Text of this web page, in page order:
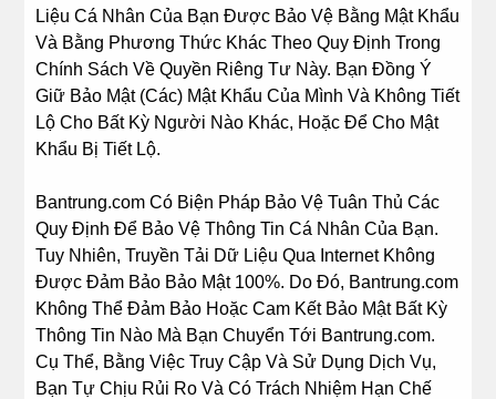
Liệu Cá Nhân Của Bạn Được Bảo Vệ Bằng Mật Khẩu
Và Bằng Phương Thức Khác Theo Quy Định Trong
Chính Sách Về Quyền Riêng Tư Này. Bạn Đồng Ý
Giữ Bảo Mật (Các) Mật Khẩu Của Mình Và Không Tiết
Lộ Cho Bất Kỳ Người Nào Khác, Hoặc Để Cho Mật
Khẩu Bị Tiết Lộ.
Bantrung.com Có Biện Pháp Bảo Vệ Tuân Thủ Các
Quy Định Để Bảo Vệ Thông Tin Cá Nhân Của Bạn.
Tuy Nhiên, Truyền Tải Dữ Liệu Qua Internet Không
Được Đảm Bảo Bảo Mật 100%. Do Đó, Bantrung.com
Không Thể Đảm Bảo Hoặc Cam Kết Bảo Mật Bất Kỳ
Thông Tin Nào Mà Bạn Chuyển Tới Bantrung.com.
Cụ Thể, Bằng Việc Truy Cập Và Sử Dụng Dịch Vụ,
Bạn Tự Chịu Rủi Ro Và Có Trách Nhiệm Hạn Chế